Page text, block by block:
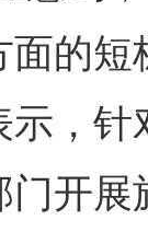
的
，
开